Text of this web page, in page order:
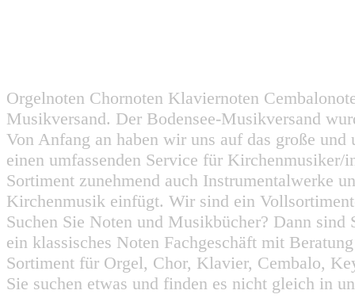
Orgelnoten Chornoten Klaviernoten
Musikversand. Der Bodensee-Musikversand
Von Anfang an haben wir uns auf das große
einen umfassenden Service für
Sortiment zunehmend auch Instrumentalwerke
Kirchenmusik einfügt. Wir sind ein
Suchen Sie Noten und Musikbücher? Dann
ein klassisches Noten Fachgeschäft mit
Sortiment für Orgel, Chor, Klavier, Cembalo,
Sie suchen etwas und finden es nicht gleich in